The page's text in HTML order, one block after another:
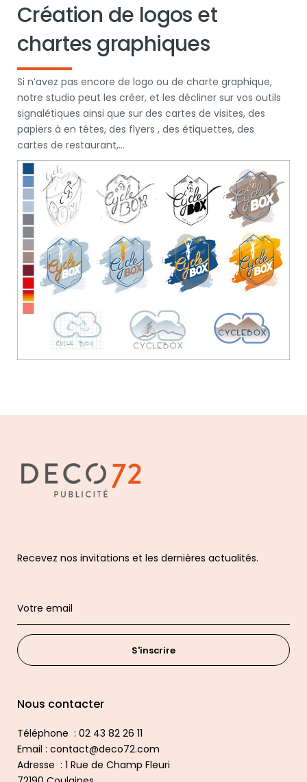
Création de logos et
chartes graphiques
Si n’avez pas encore de logo ou de charte graphique,
notre studio peut les créer, et les décliner sur vos outils
signalétiques ainsi que sur des cartes de visites, des
papiers à en têtes, des flyers , des étiquettes, des
cartes de restaurant,…
Recevez nos invitations et les dernières actualités.
S'inscrire
Nous contacter
Téléphone : 02 43 82 26 11
Email : contact@deco72.com
Adresse : 1 Rue de Champ Fleuri